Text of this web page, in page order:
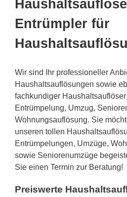
Entrümpler für
Wir sind Ihr professioneller
Haushaltsauflösungen sowie
fachkundiger
Entrümpelung, Umzug,
Wohnungsauflösung. Sie
unseren tollen
Entrümpelungen, Umzüge,
sowie Seniorenumzüge
Sie einen Termin zur Beratung!
Preiswerte